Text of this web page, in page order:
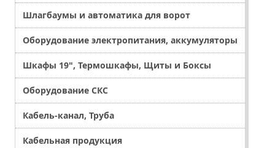
Шлагбаумы и автоматика для ворот
Оборудование электропитания, аккумуляторы
Шкафы 19", Термошкафы, Щиты и Боксы
Оборудование СКС
Кабель-канал, Труба
Кабельная продукция